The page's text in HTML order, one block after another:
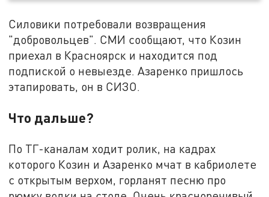
Силовики потребовали возвращения
"добровольцев". СМИ сообщают, что Козин
приехал в Красноярск и находится под
подпиской о невыезде. Азаренко пришлось
этапировать, он в СИЗО.
Что дальше?
По ТГ-каналам ходит ролик, на кадрах
которого Козин и Азаренко мчат в кабриолете
с открытым верхом, горланят песню про